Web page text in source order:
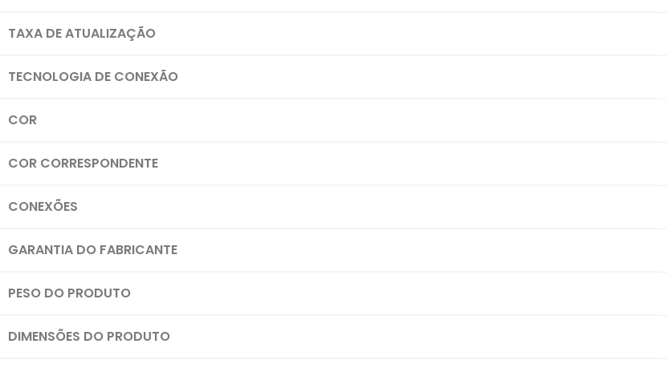
TAXA DE ATUALIZAÇÃO
TECNOLOGIA DE CONEXÃO
COR
COR CORRESPONDENTE
CONEXÕES
GARANTIA DO FABRICANTE
PESO DO PRODUTO
DIMENSÕES DO PRODUTO